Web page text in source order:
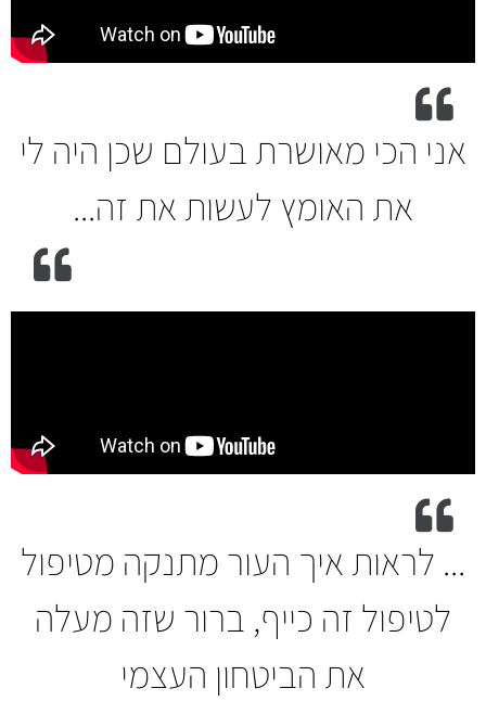
אני הכי מאושרת בעולם שכן היה לי
את האומץ לעשות את זה...
... לראות איך העור מתנקה מטיפול
לטיפול זה כייף, ברור שזה מעלה
את הביטחון העצמי